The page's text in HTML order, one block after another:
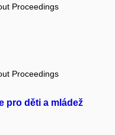
Proceedings
Proceedings
pro děti a mládež